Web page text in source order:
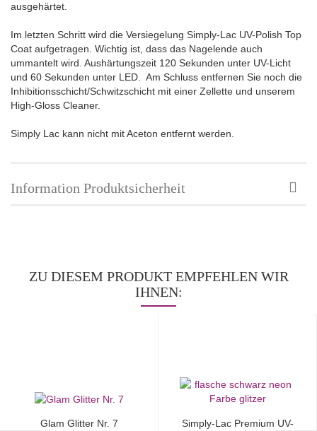
ausgehärtet.
Im letzten Schritt wird die Versiegelung Simply-Lac UV-Polish Top
Coat aufgetragen. Wichtig ist, dass das Nagelende auch
ummantelt wird. Aushärtungszeit 120 Sekunden unter UV-Licht
und 60 Sekunden unter LED. Am Schluss entfernen Sie noch die
Inhibitionsschicht/Schwitzschicht mit einer Zellette und unserem
High-Gloss Cleaner.
Simply Lac kann nicht mit Aceton entfernt werden.
Information Produktsicherheit
ZU DIESEM PRODUKT EMPFEHLEN WIR
IHNEN:
Glam Glitter Nr. 7 Simply-Lac Premium UV-